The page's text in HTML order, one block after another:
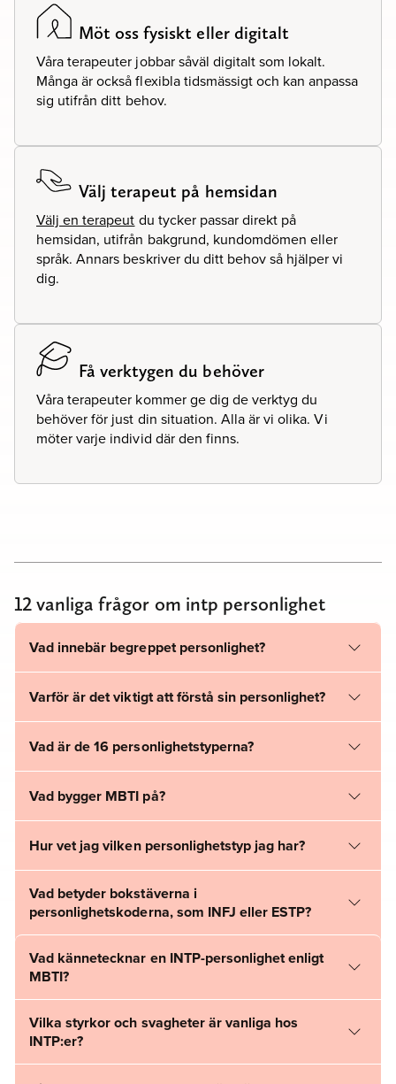
Möt oss fysiskt eller digitalt
Våra terapeuter jobbar såväl digitalt som lokalt.
Många är också flexibla tidsmässigt och kan anpassa
sig utifrån ditt behov.
Välj terapeut på hemsidan
Välj en terapeut du tycker passar direkt på
hemsidan, utifrån bakgrund, kundomdömen eller
språk. Annars beskriver du ditt behov så hjälper vi
dig.
Få verktygen du behöver
Våra terapeuter kommer ge dig de verktyg du
behöver för just din situation. Alla är vi olika. Vi
möter varje individ där den finns.
12 vanliga frågor om intp personlighet
Vad innebär begreppet personlighet?
Varför är det viktigt att förstå sin personlighet?
Vad är de 16 personlighetstyperna?
Vad bygger MBTI på?
Hur vet jag vilken personlighetstyp jag har?
Vad betyder bokstäverna i
personlighetskoderna, som INFJ eller ESTP?
Vad kännetecknar en INTP-personlighet enligt
MBTI?
Vilka styrkor och svagheter är vanliga hos
INTP:er?